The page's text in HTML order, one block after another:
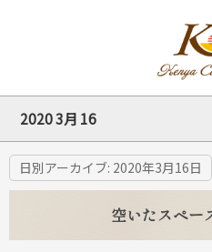
2020 3月 16
日別アーカイブ: 2020年3月16日
空いたスペー